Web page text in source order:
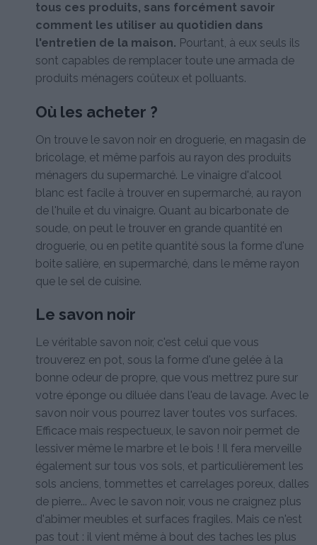
tous ces produits, sans forcément savoir
comment les utiliser au quotidien dans
l'entretien de la maison. Pourtant, à eux seuls ils
sont capables de remplacer toute une armada de
produits ménagers coûteux et polluants.
Où les acheter ?
On trouve le savon noir en droguerie, en magasin de
bricolage, et même parfois au rayon des produits
ménagers du supermarché. Le vinaigre d'alcool
blanc est facile à trouver en supermarché, au rayon
de l'huile et du vinaigre. Quant au bicarbonate de
soude, on peut le trouver en grande quantité en
droguerie, ou en petite quantité sous la forme d'une
boite salière, en supermarché, dans le même rayon
que le sel de cuisine.
Le savon noir
Le véritable savon noir, c'est celui que vous
trouverez en pot, sous la forme d'une gelée à la
bonne odeur de propre, que vous mettrez pure sur
votre éponge ou diluée dans l'eau de lavage. Avec le
savon noir vous pourrez laver toutes vos surfaces.
Efficace mais respectueux, le savon noir permet de
lessiver même le marbre et le bois ! Il fera merveille
également sur tous vos sols, et particulièrement les
sols anciens, tommettes et carrelages poreux, dalles
de pierre... Avec le savon noir, vous ne craignez plus
d'abîmer meubles et surfaces fragiles. Mais ce n'est
pas tout : il vient même à bout des taches les plus